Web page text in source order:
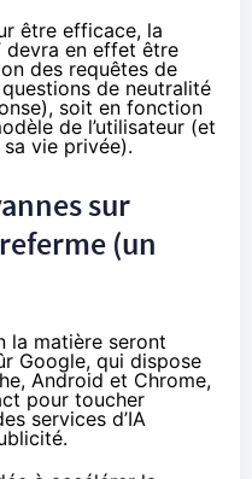
être efficace, la
devra en effet être
des requêtes de
de neutralité
soit en fonction
de l’utilisateur (et
vie privée).
sur
(un
la matière seront
Google, qui dispose
Android et Chrome,
pour toucher
services d’IA